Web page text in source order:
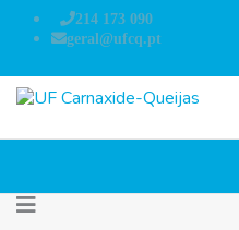
214 173 090
geral@ufcq.pt